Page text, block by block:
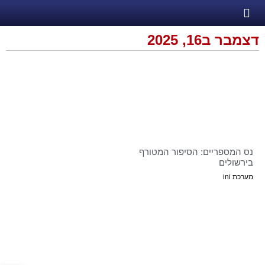
דצמבר ב16, 2025
נס המספריים: הסיפור המטורף
בירשולים
מערכת ini